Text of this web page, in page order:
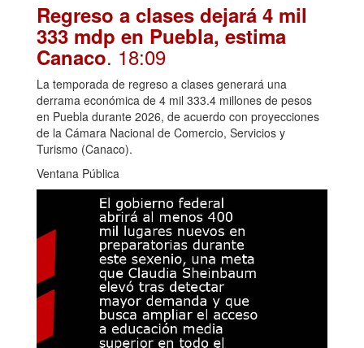
Regreso a clases dejará 4 mil
333 mdp en Puebla, estima
Canaco. 18:09
La temporada de regreso a clases generará una
derrama económica de 4 mil 333.4 millones de pesos
en Puebla durante 2026, de acuerdo con proyecciones
de la Cámara Nacional de Comercio, Servicios y
Turismo (Canaco).
Ventana Pública